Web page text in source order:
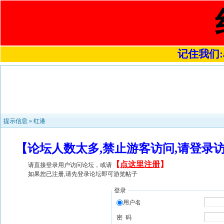
记住我们
提示信息 » 红港
【论坛人数太多,禁止游客访问,请登
请直接登录用户访问论坛，或请 【 点这里注册】
如果您已注册,请先登录论坛即可游览帖子
登录
用户名
密 码